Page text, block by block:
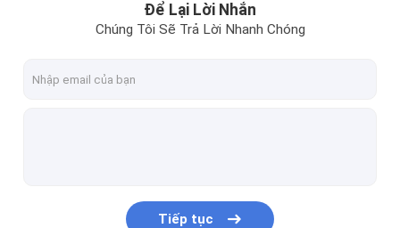
Sản phẩm dây sắt
Để Lại Lời Nhắn
Chúng Tôi Sẽ Trả Lời Nhanh Chóng
Tiếp tục